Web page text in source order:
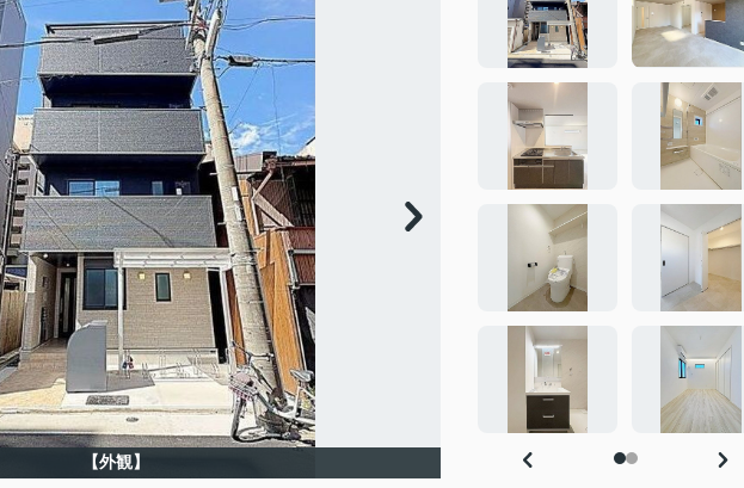
【外観】